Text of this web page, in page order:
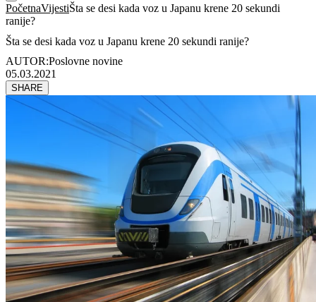
PočetnaVijestiŠta se desi kada voz u Japanu krene 20 sekundi
ranije?
Šta se desi kada voz u Japanu krene 20 sekundi ranije?
AUTOR:Poslovne novine
05.03.2021
SHARE